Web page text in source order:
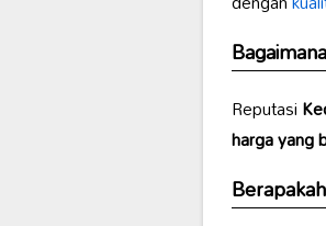
Reputasi
harga yang